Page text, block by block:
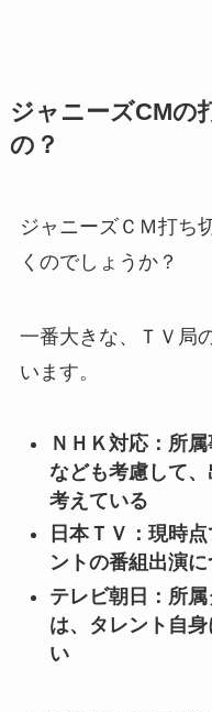
ジャニーズCMの
の？
ジャニーズＣＭ打ち
くのでしょうか？
一番大きな、ＴＶ局
います。
ＮＨＫ対応：所
なども考慮して
考えている
日本ＴＶ：現時
ントの番組出演
テレビ朝日：所
は、タレント自
い